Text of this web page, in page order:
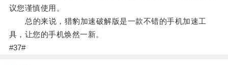
议您谨慎使用。
总的来说，猎豹加速破解版是一款不错的手机加速工
具，让您的手机焕然一新。
#37#